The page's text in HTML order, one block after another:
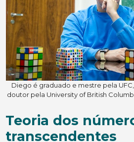
Diego é graduado e mestre pela
doutor pela University of British
Teoria dos
transcendentes